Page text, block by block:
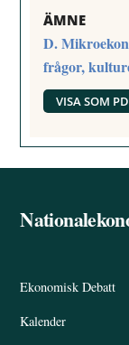
ÄMNE
D.
frågor,
VISA SOM
Ekonomisk Debatt
Kalender